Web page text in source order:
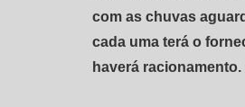
com as chuvas
cada uma terá o
haverá racionamento.